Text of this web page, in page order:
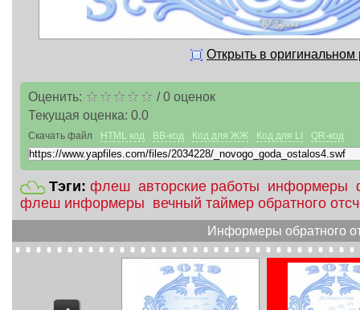
Открыть в оригинальном
Оценить: /0оценок
Текущая оценка: 0.0
Скачать файл HTML код BB-код Код для ЖЖ Код для LI QR-код
Тэги: флеш авторские работы информеры
флеш информеры вечный таймер обратного
Информеры обратного